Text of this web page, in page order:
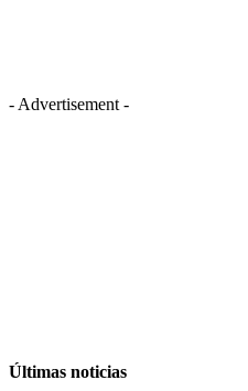
- Advertisement -
Últimas noticias